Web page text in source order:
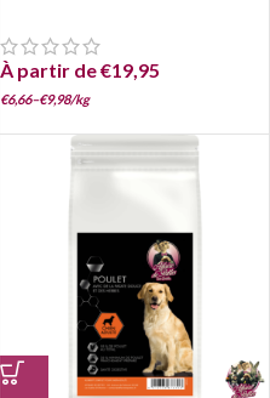
À partir de€19,95
€6,66–€9,98/kg